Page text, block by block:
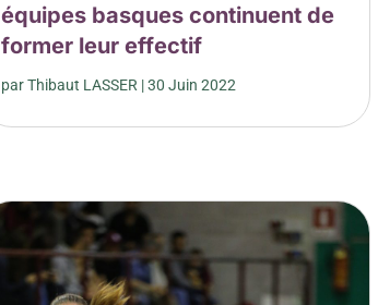
équipes basques continuent de
former leur effectif
parThibaut LASSER|30 Juin 2022